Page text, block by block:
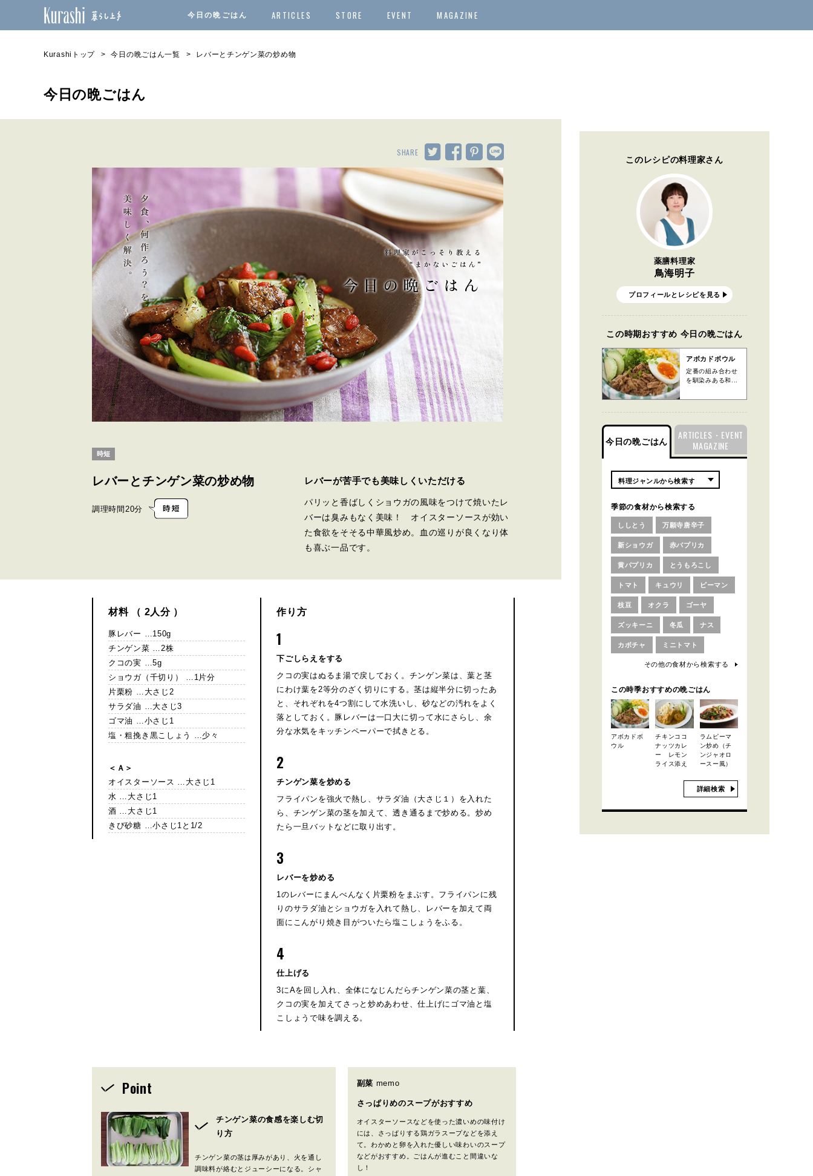
今日の晩ごはん ARTICLES STORE EVENT MAGAZINE
Kurashiトップ 今日の晩ごはん一覧 レバーとチンゲン菜の炒め物
今日の晩ごはん
SHARE
時短
レバーとチンゲン菜の炒め物
調理時間 20分
レバーが苦手でも美味しくいただける
パリッと香ばしくショウガの風味をつけて焼いたレ
バーは臭みもなく美味！ オイスターソースが効い
た食欲をそそる中華風炒め。血の巡りが良くなり体
も喜ぶ一品です。
材料 （ 2人分 ）
豚レバー …150g
チンゲン菜 …2株
クコの実 …5g
ショウガ（千切り） …1片分
片栗粉 …大さじ2
サラダ油 …大さじ3
ゴマ油 …小さじ1
塩・粗挽き黒こしょう …少々
＜Ａ＞
オイスターソース …大さじ1
水 …大さじ1
酒 …大さじ1
きび砂糖 …小さじ1と1/2
作り方
1
下ごしらえをする
クコの実はぬるま湯で戻しておく。チンゲン菜は、葉と茎
にわけ葉を2等分のざく切りにする。茎は縦半分に切ったあ
と、それぞれを4つ割にして水洗いし、砂などの汚れをよく
落としておく。豚レバーは一口大に切って水にさらし、余
分な水気をキッチンペーパーで拭きとる。
2
チンゲン菜を炒める
フライパンを強火で熱し、サラダ油（大さじ１）を入れた
ら、チンゲン菜の茎を加えて、透き通るまで炒める。炒め
たら一旦バットなどに取り出す。
3
レバーを炒める
1のレバーにまんべんなく片栗粉をまぶす。フライパンに残
りのサラダ油とショウガを入れて熱し、レバーを加えて両
面にこんがり焼き目がついたら塩こしょうをふる。
4
仕上げる
3にAを回し入れ、全体になじんだらチンゲン菜の茎と葉、
クコの実を加えてさっと炒めあわせ、仕上げにゴマ油と塩
こしょうで味を調える。
Point
チンゲン菜の食感を楽しむ切
り方
チンゲン菜の茎は厚みがあり、火を通し
調味料が絡むとジューシーになる。シャ
副菜 memo
さっぱりめのスープがおすすめ
オイスターソースなどを使った濃いめの味付け
には、さっぱりする鶏ガラスープなどを添え
て。わかめと卵を入れた優しい味わいのスープ
などがおすすめ。ごはんが進むこと間違いな
し！
このレシピの料理家さん
薬膳料理家
鳥海明子
プロフィールとレシピを見る
この時期おすすめ 今日の晩ごはん
アボカドボウル
定番の組み合わせ
を馴染みある和...
今日の晩ごはん
ARTICLES・EVENT
MAGAZINE
季節の食材から検索する
ししとう 万願寺唐辛子
新ショウガ 赤パプリカ
黄パプリカ とうもろこし
トマト キュウリ ピーマン
枝豆 オクラ ゴーヤ
ズッキーニ 冬瓜 ナス
カボチャ ミニトマト
その他の食材から検索する
この時季おすすめの晩ごはん
アボカドボ
ウル
チキンココ
ナッツカレ
ー レモン
ライス添え
ラムピーマ
ン炒め（チ
ンジャオロ
ースー風）
詳細検索